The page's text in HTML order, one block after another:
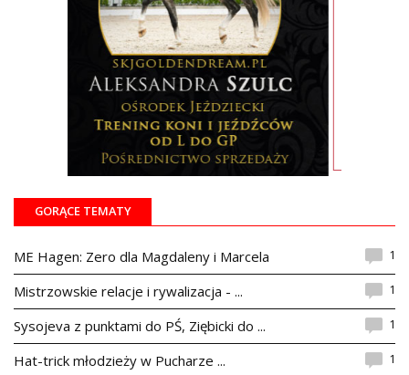
GORĄCE TEMATY
ME Hagen: Zero dla Magdaleny i Marcela 1
Mistrzowskie relacje i rywalizacja - ... 1
Sysojeva z punktami do PŚ, Ziębicki do ... 1
Hat-trick młodzieży w Pucharze ... 1